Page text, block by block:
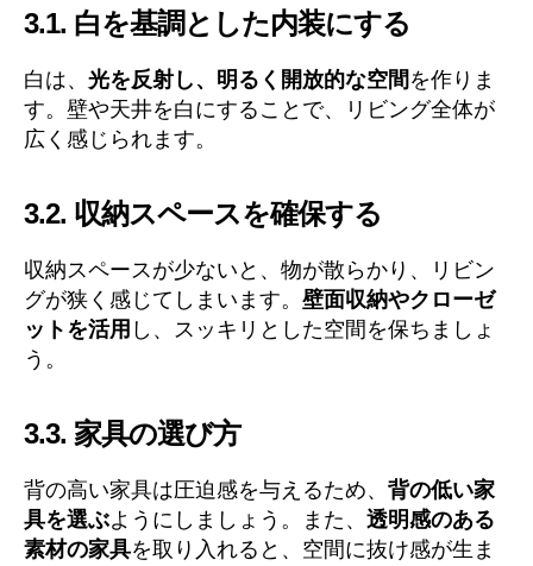
3.1. 白を基調とした内装にする
白は、 光を反射し、明るく開放的な空間 を作りま
す。壁や天井を白にすることで、リビング全体が
広く感じられます。
3.2. 収納スペースを確保する
収納スペースが少ないと、物が散らかり、リビン
グが狭く感じてしまいます。 壁面収納やクローゼ
ットを活用 し、スッキリとした空間を保ちましょ
う。
3.3. 家具の選び方
背の高い家具は圧迫感を与えるため、 背の低い家
具を選ぶようにしましょう。また、 透明感のある
素材の家具を取り入れると、空間に抜け感が生ま